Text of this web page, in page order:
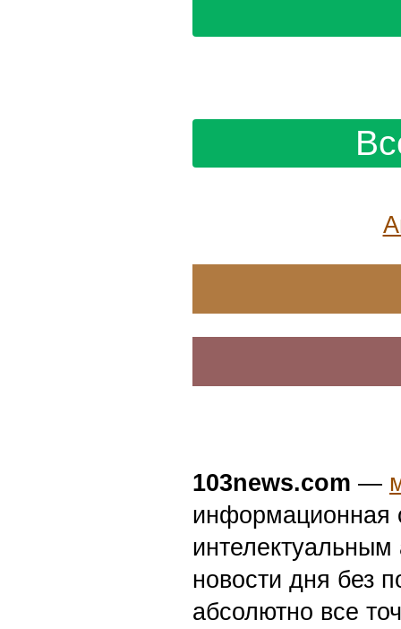
103news.com —
информационная
новости дня без
абсолютно все